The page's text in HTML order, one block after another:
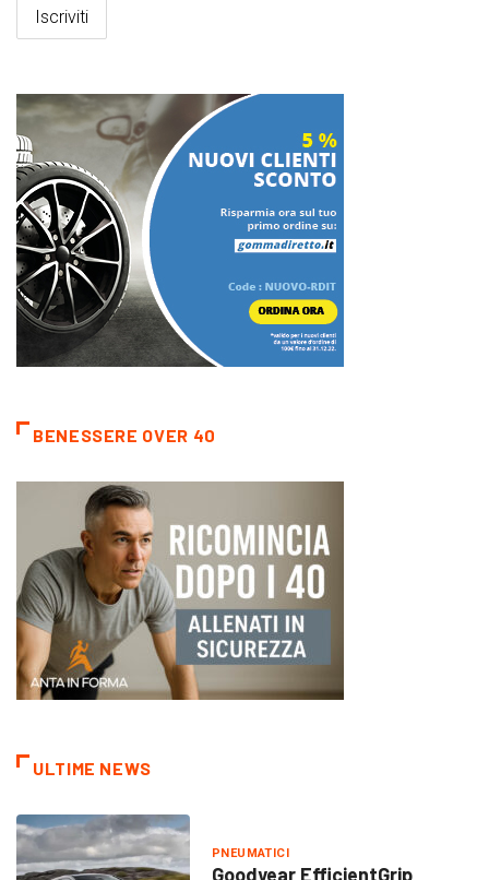
BENESSERE OVER 40
ULTIME NEWS
PNEUMATICI
Goodyear EfficientGrip